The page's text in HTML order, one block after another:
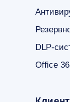
DLP-
Office